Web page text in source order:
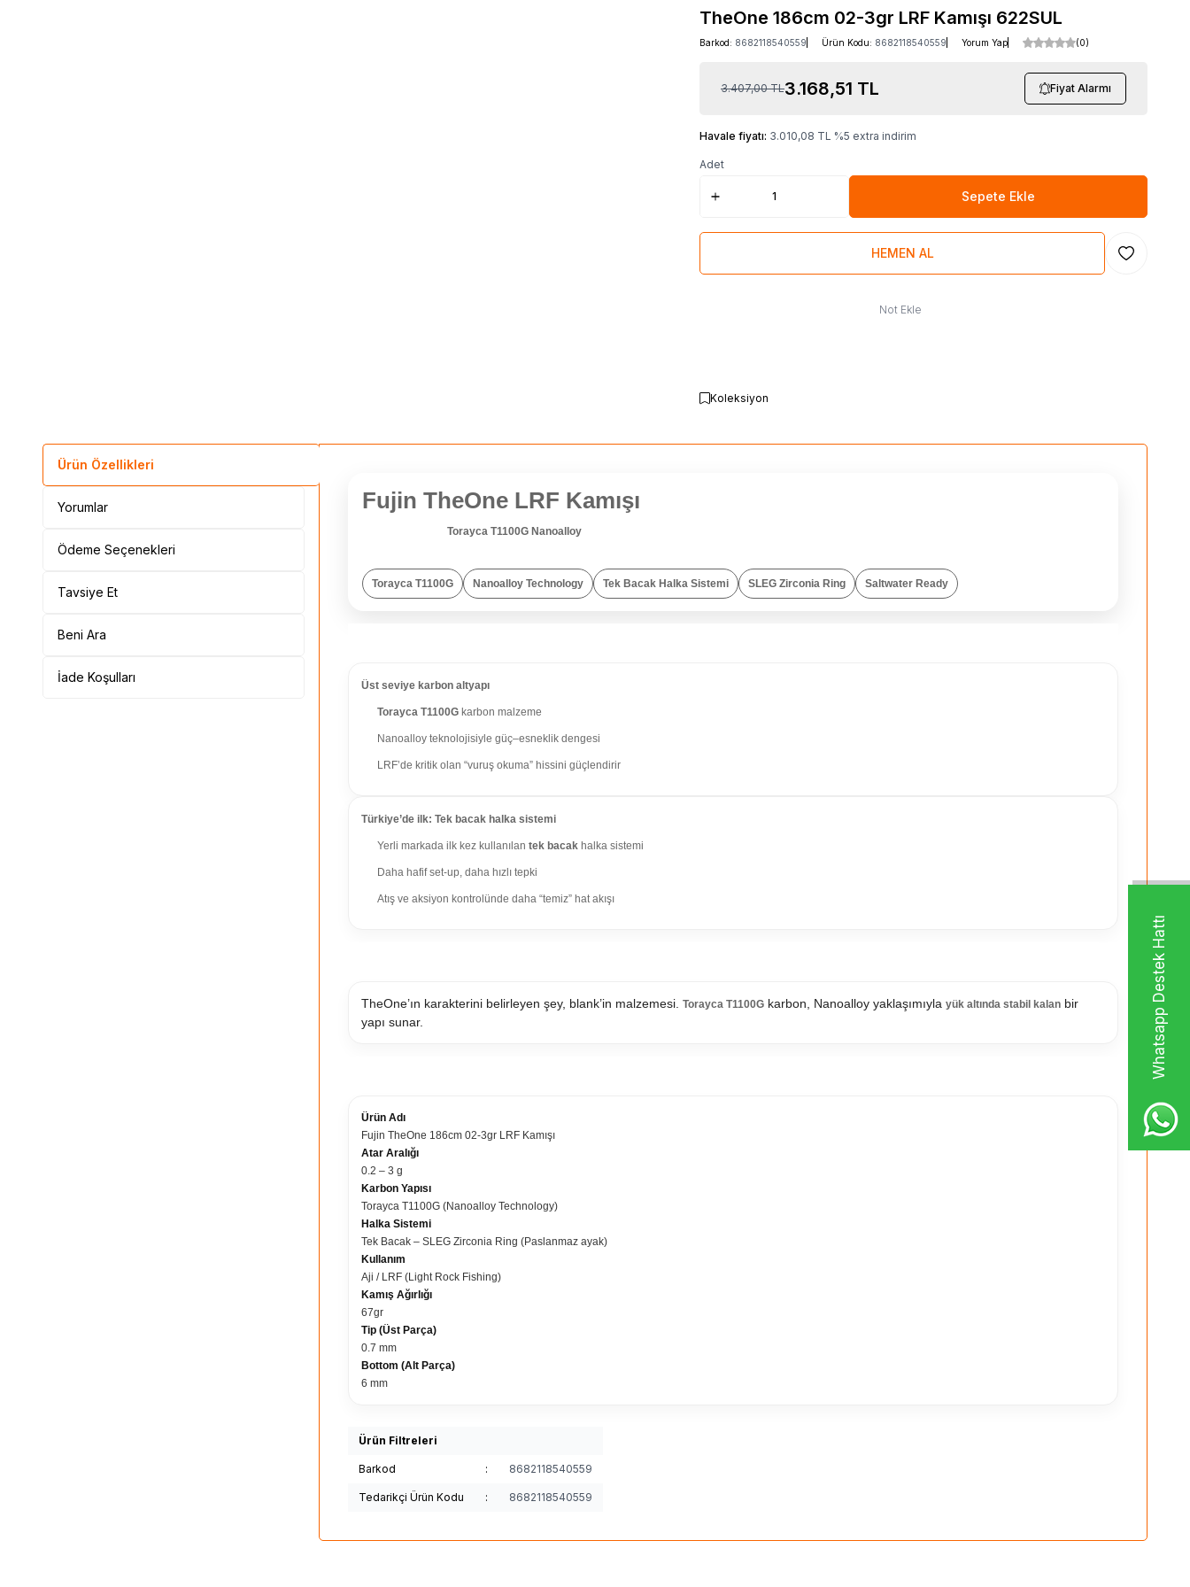
Whatsapp Destek Hattı
TheOne 186cm 02-3gr LRF Kamışı 622SUL
Barkod: 8682118540559 Ürün Kodu: 8682118540559 Yorum Yap (0)
3.407,00TL3.168,51 TL Fiyat Alarmı
Havale fiyatı: 3.010,08 TL %5 extra indirim
Adet
Sepete Ekle
HEMEN AL Favoriye
Not Ekle
Koleksiyon
Ürün Özellikleri
Yorumlar
Ödeme Seçenekleri
Tavsiye Et
Beni Ara
İade Koşulları
Fujin TheOne LRF Kamışı
Torayca T1100G Nanoalloy
Torayca T1100G Nanoalloy Technology Tek Bacak Halka Sistemi SLEG Zirconia Ring Saltwater Ready
Üst seviye karbon altyapı
Torayca T1100G karbon malzeme
Nanoalloy teknolojisiyle güç–esneklik dengesi
LRF’de kritik olan “vuruş okuma” hissini güçlendirir
Türkiye’de ilk: Tek bacak halka sistemi
Yerli markada ilk kez kullanılan tek bacak halka sistemi
Daha hafif set-up, daha hızlı tepki
Atış ve aksiyon kontrolünde daha “temiz” hat akışı
TheOne’ın karakterini belirleyen şey, blank’in malzemesi. Torayca T1100G karbon, Nanoalloy yaklaşımıyla yük altında stabil kalan bir
yapı sunar.
Ürün Adı
Fujin TheOne 186cm 02-3gr LRF Kamışı
Atar Aralığı
0.2 – 3 g
Karbon Yapısı
Torayca T1100G (Nanoalloy Technology)
Halka Sistemi
Tek Bacak – SLEG Zirconia Ring (Paslanmaz ayak)
Kullanım
Aji / LRF (Light Rock Fishing)
Kamış Ağırlığı
67gr
Tip (Üst Parça)
0.7 mm
Bottom (Alt Parça)
6 mm
Ürün Filtreleri
Barkod : 8682118540559
Tedarikçi Ürün Kodu : 8682118540559